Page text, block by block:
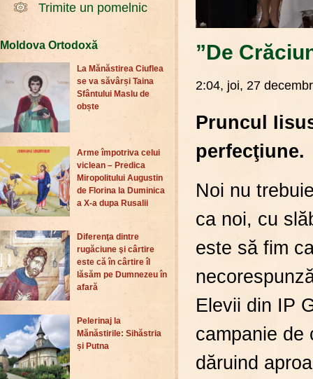
Trimite un pomelnic
Moldova Ortodoxă
La Mănăstirea Ciuflea
se va săvârși Taina
Sfântului Maslu de
obște
Arme împotriva celui
viclean – Predica
Miropolitului Augustin
de Florina la Duminica
a X-a dupa Rusalii
Diferenţa dintre
rugăciune şi cârtire
este că în cârtire îl
lăsăm pe Dumnezeu în
afară
Pelerinaj la
Mănăstirile: Sihăstria
și Putna
”De
2:04, joi, 27
Pruncul
perfecţiune.
Noi nu
ca noi, cu
este să fim
Elevii din IP
campanie de
dăruind